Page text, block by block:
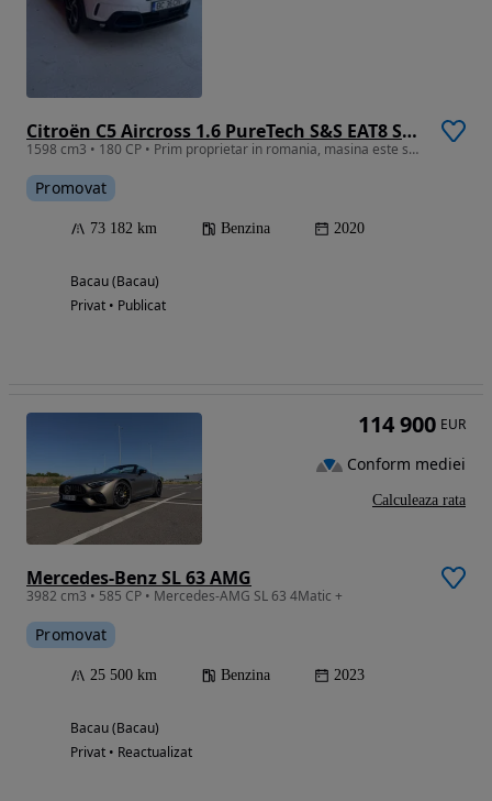
Citroën C5 Aircross 1.6 PureTech S&S EAT8 Shine
1598 cm3 • 180 CP • Prim proprietar in romania, masina este super.
Promovat
73 182 km Benzina 2020
Bacau (Bacau)
Privat • Publicat
Mercedes-Benz SL 63 AMG
3982 cm3 • 585 CP • Mercedes-AMG SL 63 4Matic +
Promovat
25 500 km Benzina 2023
Bacau (Bacau)
Privat • Reactualizat
114 900 EUR
Conform mediei
Calculeaza rata